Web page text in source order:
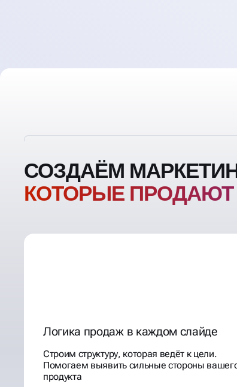
СОЗДАЁМ
КОТОРЫЕ ПРОДАЮТ
Логика продаж в каждом слайде
Строим структуру, которая ведёт к цели.
Помогаем выявить сильные стороны
продукта